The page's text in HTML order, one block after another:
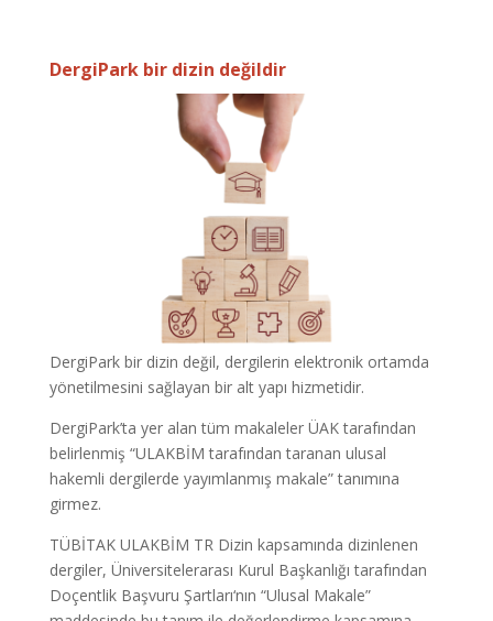
DergiPark bir dizin değildir
DergiPark bir dizin değil, dergilerin elektronik ortamda
yönetilmesini sağlayan bir alt yapı hizmetidir.
DergiPark’ta yer alan tüm makaleler ÜAK tarafından
belirlenmiş “ULAKBİM tarafından taranan ulusal
hakemli dergilerde yayımlanmış makale” tanımına
girmez.
TÜBİTAK ULAKBİM TR Dizin kapsamında dizinlenen
dergiler, Üniversitelerarası Kurul Başkanlığı tarafından
Doçentlik Başvuru Şartları‘nın “Ulusal Makale”